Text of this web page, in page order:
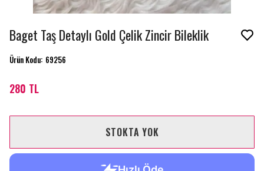
Baget Taş Detaylı Gold Çelik Zincir Bileklik
Ürün Kodu: 69256
280 TL
STOKTA YOK